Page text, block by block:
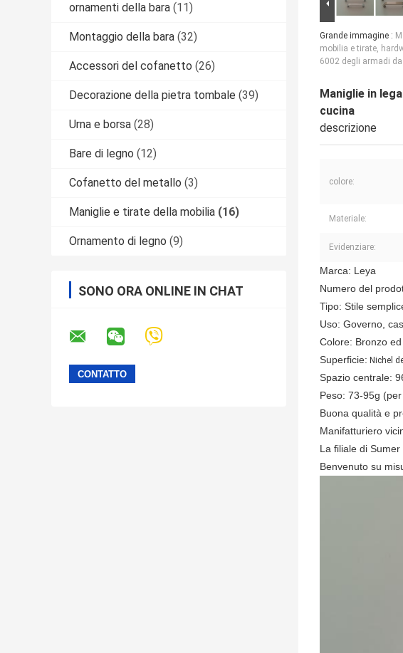
ornamenti della bara (11)
Montaggio della bara (32)
Accessori del cofanetto (26)
Decorazione della pietra tombale (39)
Urna e borsa (28)
Bare di legno (12)
Cofanetto del metallo (3)
Maniglie e tirate della mobilia (16)
Ornamento di legno (9)
SONO ORA ONLINE IN CHAT
Grande immagine :
mobilia e tirate,
6002 degli armadi
Maniglie in
cucina
descrizione
colore:
Materiale:
Evidenziare:
Marca: Leya
Numero del
Tipo: Stile
Uso: Governo,
Colore: Bronzo
Superficie: Nichel
Spazio centrale:
Peso: 73-95g
Buona qualità e
Manifatturiero
La filiale di
Benvenuto su